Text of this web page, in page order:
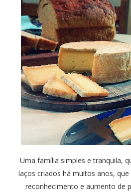
Uma família simples e tranquila,
laços criados há muitos anos,
reconhecimento e aumento de